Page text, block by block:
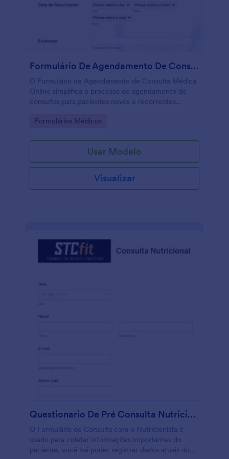
Formulário De Agendamento De Consulta Médica Online
O Formulário de Agendamento de Consulta Médica
Online simplifica o processo de agendamento de
consultas para pacientes novos e recorrentes
a data da consulta, tipo de consulta, nome do
do último atendimento, caso haja. Personalize o
modelo com aplicativos, widgets e temas através do
Criador de Formulários da JotForm. Crie hoje um
Formulário de Consultas em conformidade com a
Go to Category:
Formulários Médicos
Usar Modelo
Visualizar
Questionario De Pré Consulta Nutricional
O Formulário de Consulta com o Nutricionista é
usado para coletar informações importantes do
paciente, você vai poder registrar dados atuais do